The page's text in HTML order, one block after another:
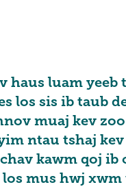
haus luam yeeb
los sis ib taub
muaj kev
ntau tshaj
kawm qoj ib
mus hwj xwm